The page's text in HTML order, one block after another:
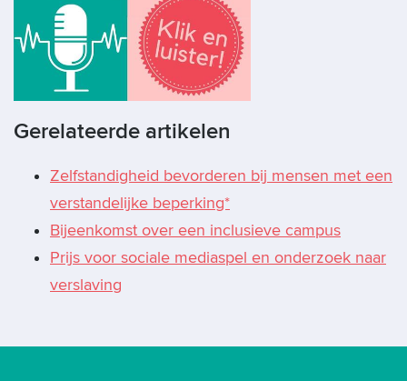
Gerelateerde artikelen
Zelfstandigheid bevorderen bij mensen met een
verstandelijke beperking*
Bijeenkomst over een inclusieve campus
Prijs voor sociale mediaspel en onderzoek naar
verslaving